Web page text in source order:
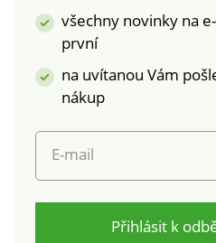
všechny novinky na
první
na uvítanou Vám
nákup
E-mail
Přihlásit k